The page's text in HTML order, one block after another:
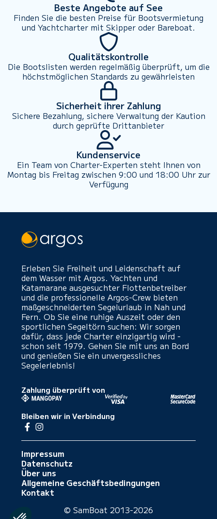
Beste Angebote auf See
Finden Sie die besten Preise für Bootsvermietung
und Yachtcharter mit Skipper oder Bareboat.
Qualitätskontrolle
Die Bootslisten werden regelmäßig überprüft, um die
höchstmöglichen Standards zu gewährleisten
Sicherheit ihrer Zahlung
Sichere Bezahlung, sichere Verwaltung der Kaution
durch geprüfte Drittanbieter
Kundenservice
Ein Team von Charter-Experten steht Ihnen von
Montag bis Freitag zwischen 9:00 und 18:00 Uhr zur
Verfügung
Erleben Sie Freiheit und Leidenschaft auf
dem Wasser mit Argos. Yachten und
Katamarane ausgesuchter Flottenbetreiber
und die professionelle Argos-Crew bieten
maßgeschneiderten Segelurlaub in Nah und
Fern. Ob Sie eine ruhige Auszeit oder den
sportlichen Segeltörn suchen: Wir sorgen
dafür, dass jede Charter einzigartig wird -
schon seit 1979. Gehen Sie mit uns an Bord
und genießen Sie ein unvergessliches
Segelerlebnis!
Zahlung überprüft von
Bleiben wir in Verbindung
Impressum
Datenschutz
Über uns
Allgemeine Geschäftsbedingungen
Kontakt
© SamBoat 2013-2026